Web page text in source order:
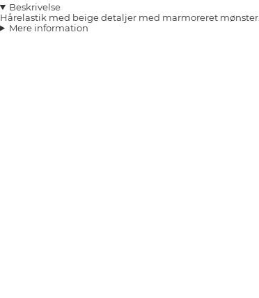
Beskrivelse
Hårelastik med beige detaljer med marmoreret mønster.
Mere information